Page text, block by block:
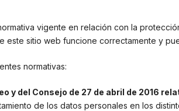
vigente en relación con la
sitio web funcione correctamente y
normativas:
y del Consejo de 27 de abril de 2016
de los datos personales en los